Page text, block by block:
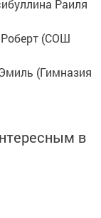
Раиля
Роберт (СОШ
(Гимназия
в